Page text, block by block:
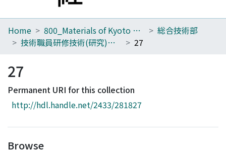
Home
Browse
Download Ranking
Access Statistics
Home 800_Materials of Kyoto University
総合技術部
技術職員研修技術(研究)発表報告集
27
27
Permanent URI for this collection
http://hdl.handle.net/2433/281827
Browse